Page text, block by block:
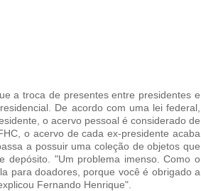
a troca de presentes entre presidentes e
De acordo com uma lei federal,
o acervo pessoal é considerado de
o acervo de cada ex-presidente acaba
a possuir uma coleção de objetos que
depósito. "Um problema imenso. Como o
para doadores, porque você é obrigado a
Fernando Henrique".